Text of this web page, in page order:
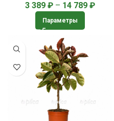
3 389 ₽ – 14 789 ₽
Параметры